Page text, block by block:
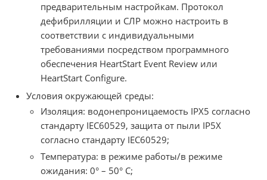
предварительным настройкам. Протокол
дефибрилляции и СЛР можно настроить в
соответствии с индивидуальными
требованиями посредством программного
обеспечения HeartStart Event Review или
HeartStart Configure.
Условия окружающей среды:
Изоляция: водонепроницаемость IPX5 согласно
стандарту IEC60529, защита от пыли IP5X
согласно стандарту IEC60529;
Температура: в режиме работы/в режиме
ожидания: 0° – 50° C;